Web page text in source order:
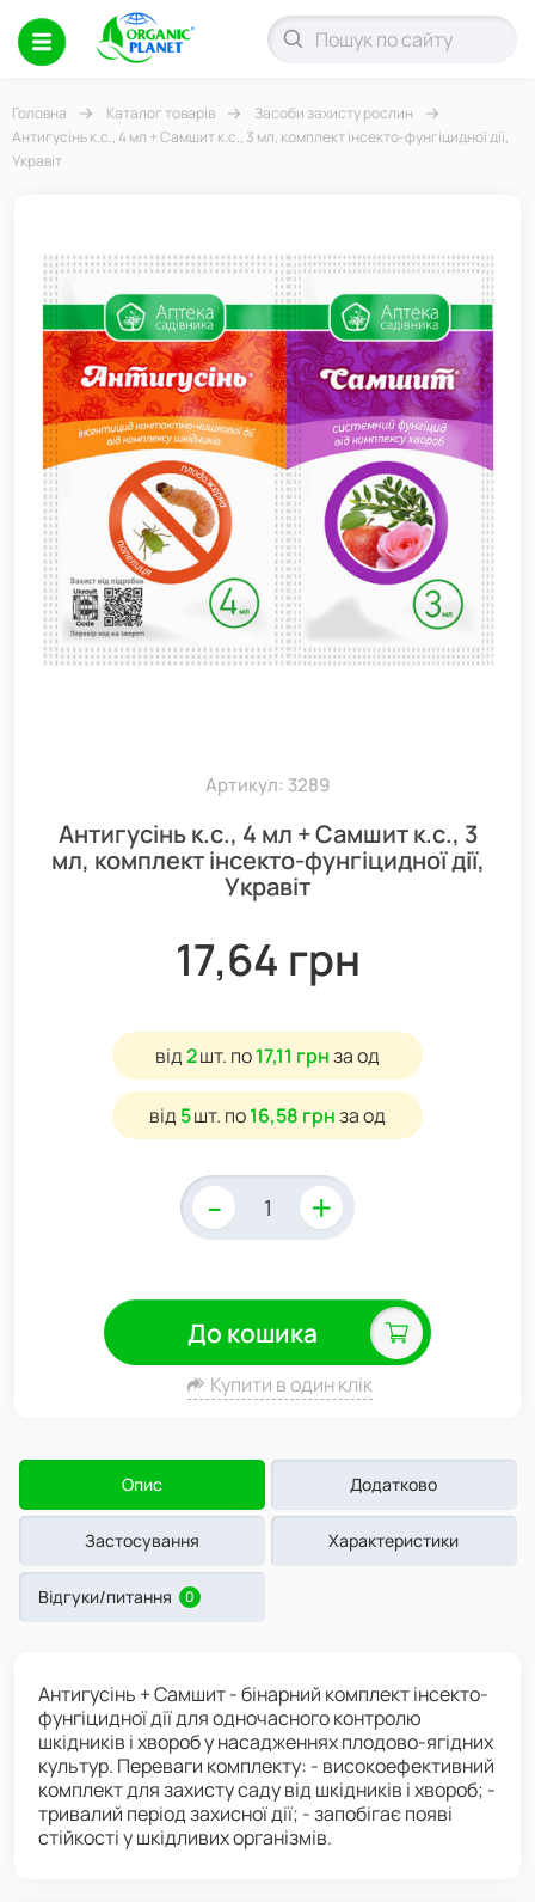
Головна Каталог товарів
Засоби захисту рослин
Антигусінь к.с., 4 мл + Самшит к.с., 3 мл, комплект інсекто-фунгіцидної дії,
Укравіт
Артикул: 3289
Антигусінь к.с., 4 мл + Самшит к.с., 3
мл, комплект інсекто-фунгіцидної дії,
Укравіт
17,64 грн
від2шт. по17,11 грнза од
від 5шт. по16,58 грнза од
- +
До кошика
Купити в один клік
Опис Додатково
Застосування Характеристики
Відгуки/питання 0
Антигусінь + Самшит - бінарний комплект інсекто-
фунгіцидної дії для одночасного контролю
шкідників і хвороб у насадженнях плодово-ягідних
культур. Переваги комплекту: - високоефективний
комплект для захисту саду від шкідників і хвороб; -
тривалий період захисної дії; - запобігає появі
стійкості у шкідливих організмів.